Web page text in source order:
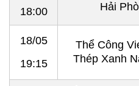
18:00 Hải
18/05
19:15
Thể Công
Thép Xanh